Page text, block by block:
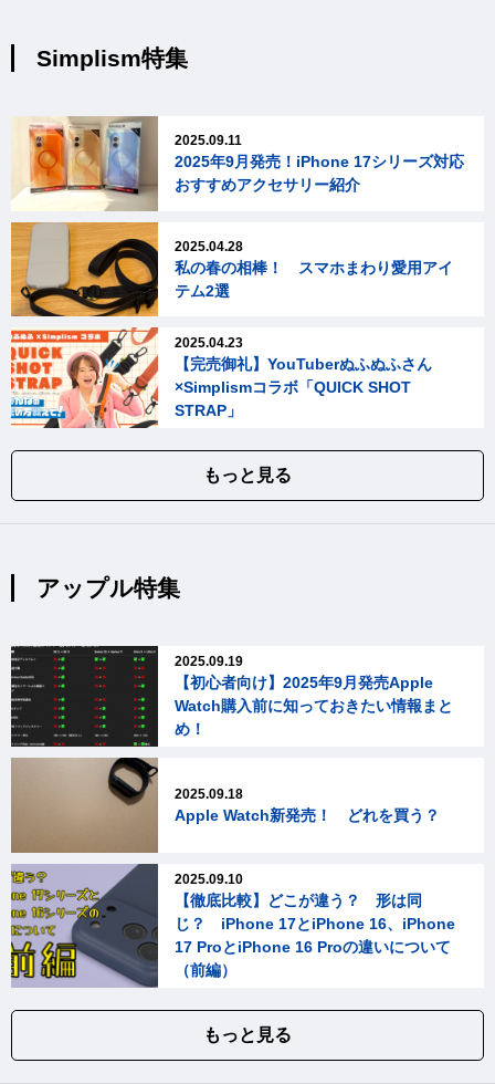
Simplism特集
2025.09.11
2025年9月発売！iPhone 17シリーズ対応
おすすめアクセサリー紹介
2025.04.28
私の春の相棒！ スマホまわり愛用アイ
テム2選
2025.04.23
【完売御礼】YouTuberぬふぬふさん
×Simplismコラボ「QUICK SHOT
STRAP」
もっと見る
アップル特集
2025.09.19
【初心者向け】2025年9月発売Apple
Watch購入前に知っておきたい情報まと
め！
2025.09.18
Apple Watch新発売！ どれを買う？
2025.09.10
【徹底比較】どこが違う？ 形は同
じ？ iPhone 17とiPhone 16、iPhone
17 ProとiPhone 16 Proの違いについて
（前編）
もっと見る